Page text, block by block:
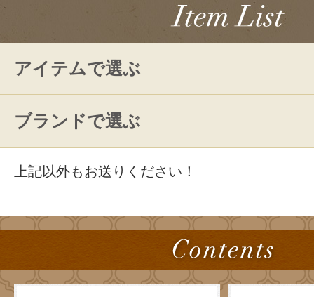
アイテムで選ぶ
ブランドで選ぶ
上記以外もお送りください！